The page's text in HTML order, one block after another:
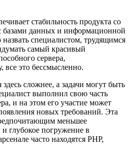
стабильность продукта со
базами данных и информационной
специалистом, трудящимся
самый красивый
сервера,
все это бессмысленно.
сложнее, а задачи могут быть
выполнил свою часть
и на этом его участие может
новых требований. Эта
меньшее
глубокое погружение в
часто находятся PHP,